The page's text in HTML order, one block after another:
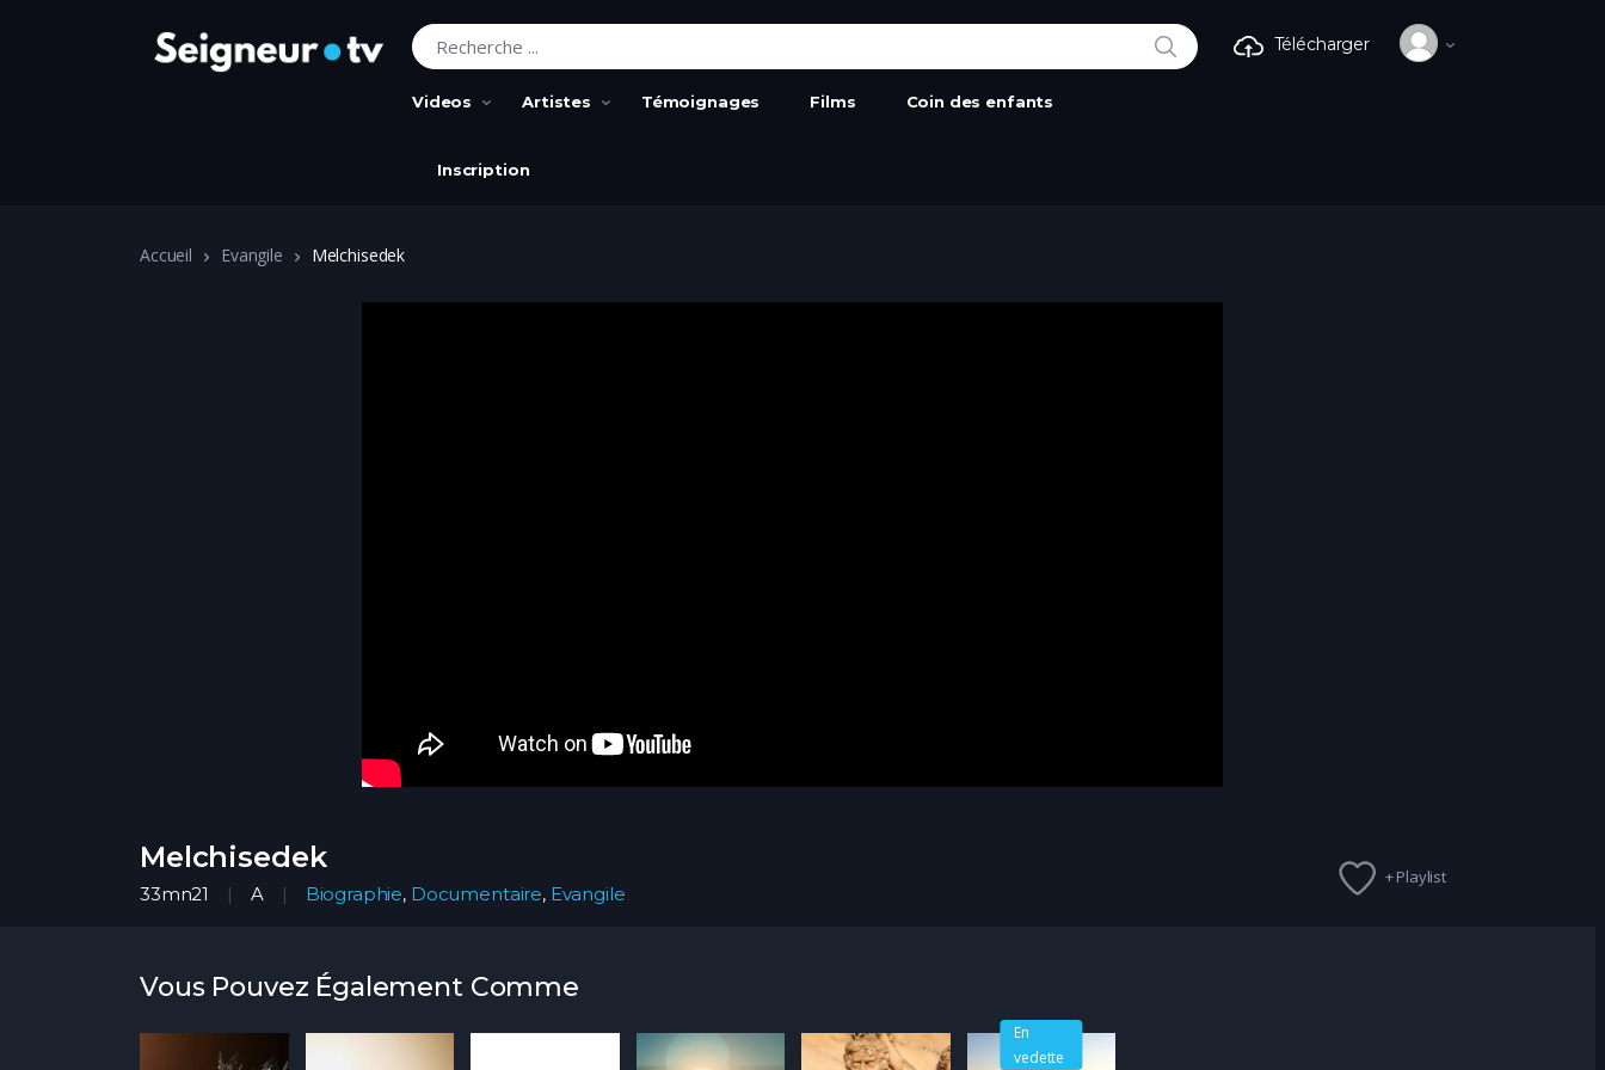
Recherche pour:
RECHERCHE
Videos Artistes Témoignages Films Coin des enfants
Inscription
Télécharger
Accueil Evangile Melchisedek
Melchisedek
33mn21 A Biographie, Documentaire, Evangile
+ Playlist
Vous Pouvez Également Comme
En
vedette